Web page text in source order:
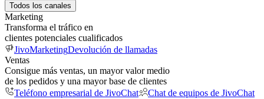
Todos los canales
Marketing
Transforma el tráfico en
clientes potenciales cualificados
JivoMarketingDevolución de llamadas
Ventas
Consigue más ventas, un mayor valor medio
de los pedidos y una mayor base de clientes
Teléfono empresarial de JivoChat
Chat de equipos de JivoChat